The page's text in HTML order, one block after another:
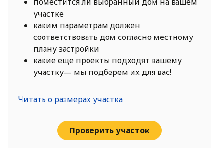
участке
каким параметрам должен
соответствовать дом согласно местному
плану застройки
какие еще проекты подходят вашему
участку— мы подберем их для вас!
Читать о размерах участка
Проверить участок